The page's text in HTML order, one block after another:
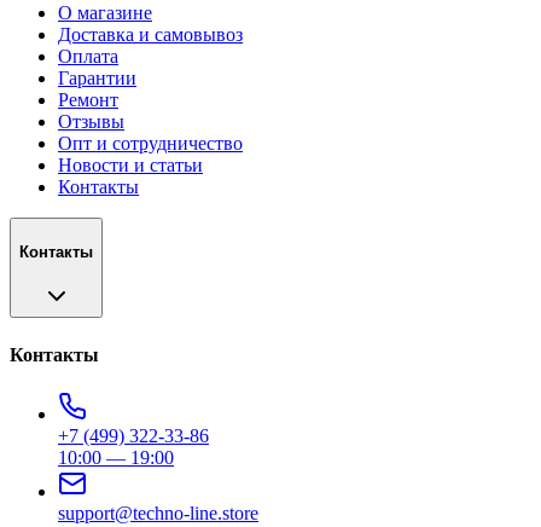
О магазине
Доставка и самовывоз
Оплата
Гарантии
Ремонт
Отзывы
Опт и сотрудничество
Новости и статьи
Контакты
Контакты
Контакты
+7 (499) 322-33-86
10:00 — 19:00
support@techno-line.store